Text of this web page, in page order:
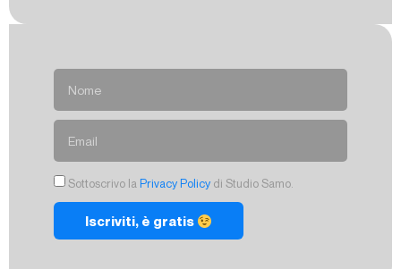
Sottoscrivo la Privacy Policy di Studio Samo.
Iscriviti, è gratis